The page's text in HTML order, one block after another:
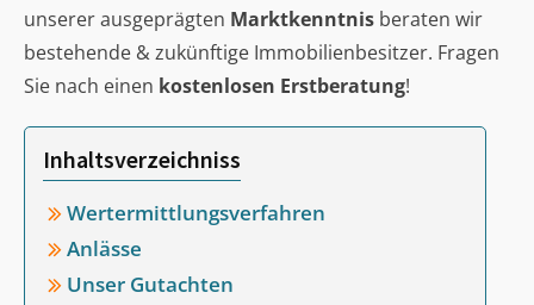
unserer ausgeprägten Marktkenntnis beraten wir
bestehende & zukünftige Immobilienbesitzer. Fragen
Sie nach einen kostenlosen Erstberatung!
Inhaltsverzeichniss
Wertermittlungsverfahren
Anlässe
Unser Gutachten